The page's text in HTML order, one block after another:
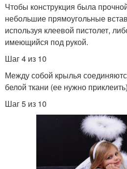
Чтобы конструкция была
небольшие прямоугольные
используя клеевой пистолет,
имеющийся под рукой.
Шаг 4 из 10
Между собой крылья
белой ткани (ее нужно
Шаг 5 из 10